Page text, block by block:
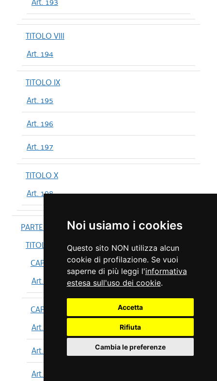
Noi usiamo i cookies
Questo sito NON utilizza alcun
cookie di profilazione. Se vuoi
saperne di più leggi l'informativa
estesa sull'uso dei cookie.
Accetta
Rifiuta
Cambia le preferenze
TITOLO VIII
Art. 194
TITOLO IX
Art. 195
Art. 196
Art. 197
TITOLO X
Art. 198
PARTE IV
TITOLO I
CAPO I
Art. 199
CAPO II
Art. 200
Art. 201
Art. 202